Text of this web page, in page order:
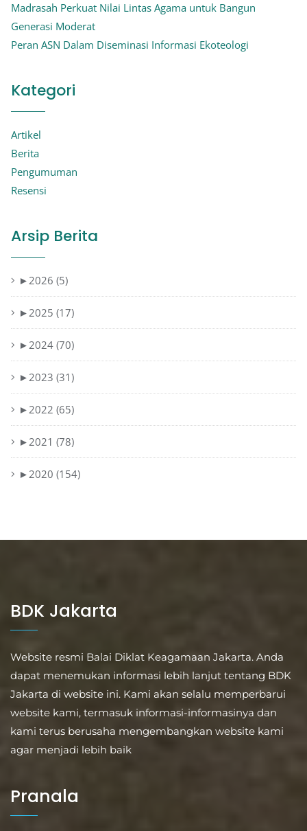
Madrasah Perkuat Nilai Lintas Agama untuk Bangun
Generasi Moderat
Peran ASN Dalam Diseminasi Informasi Ekoteologi
Kategori
Artikel
Berita
Pengumuman
Resensi
Arsip Berita
►2026 (5)
►2025 (17)
►2024 (70)
►2023 (31)
►2022 (65)
►2021 (78)
►2020 (154)
BDK Jakarta
Website resmi Balai Diklat Keagamaan Jakarta. Anda
dapat menemukan informasi lebih lanjut tentang BDK
Jakarta di website ini. Kami akan selalu memperbarui
website kami, termasuk informasi-informasinya dan
kami terus berusaha mengembangkan website kami
agar menjadi lebih baik
Pranala